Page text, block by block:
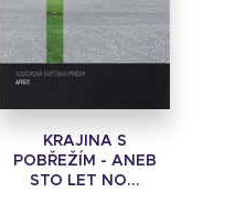
KRAJINA S
POBŘEŽÍM - ANEB
STO LET NO...